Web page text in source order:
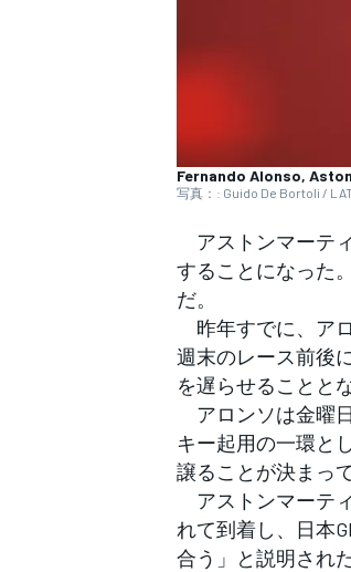
フォーミュラE
Fernando Alonso,
写真：: Guido De Bortoli /
アストンマーテ
することになった
だ。
昨年すでに、ア
週末のレース前後
を遅らせることと
アロンソは金曜
キー起用の一環と
譲ることが決まっ
アストンマーテ
れて到着し、日本
合う」と説明された